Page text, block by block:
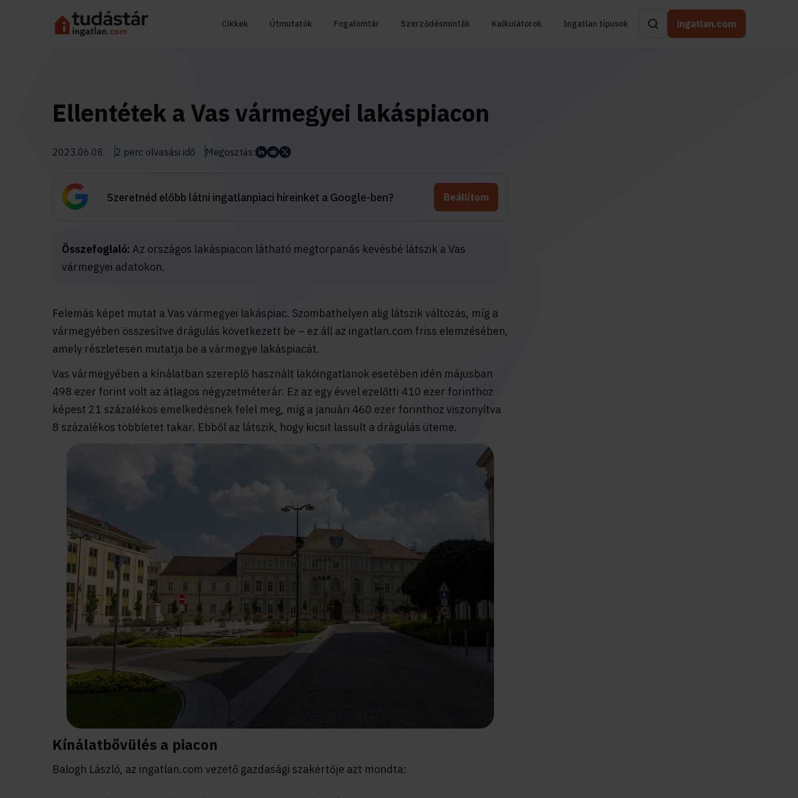
Cikkek Útmutatók Fogalomtár Szerződésminták Kalkulátorok Ingatlan típusok ingatlan.com
Ellentétek a Vas vármegyei lakáspiacon
2023.06.08. 2 perc olvasási idő Megosztás:
Szeretnéd előbb látni ingatlanpiaci híreinket a Google-ben? Beállítom
Összefoglaló: Az országos lakáspiacon látható megtorpanás kevésbé látszik a Vas
vármegyei adatokon.
Felemás képet mutat a Vas vármegyei lakáspiac. Szombathelyen alig látszik változás, míg a
vármegyében összesítve drágulás következett be – ez áll az ingatlan.com friss elemzésében,
amely részletesen mutatja be a vármegye lakáspiacát.
Vas vármegyében a kínálatban szereplő használt lakóingatlanok esetében idén májusban
498 ezer forint volt az átlagos négyzetméterár. Ez az egy évvel ezelőtti 410 ezer forinthoz
képest 21 százalékos emelkedésnek felel meg, míg a januári 460 ezer forinthoz viszonyítva
8 százalékos többletet takar. Ebből az látszik, hogy kicsit lassult a drágulás üteme.
Kínálatbővülés a piacon
Balogh László, az ingatlan.com vezető gazdasági szakértője azt mondta: